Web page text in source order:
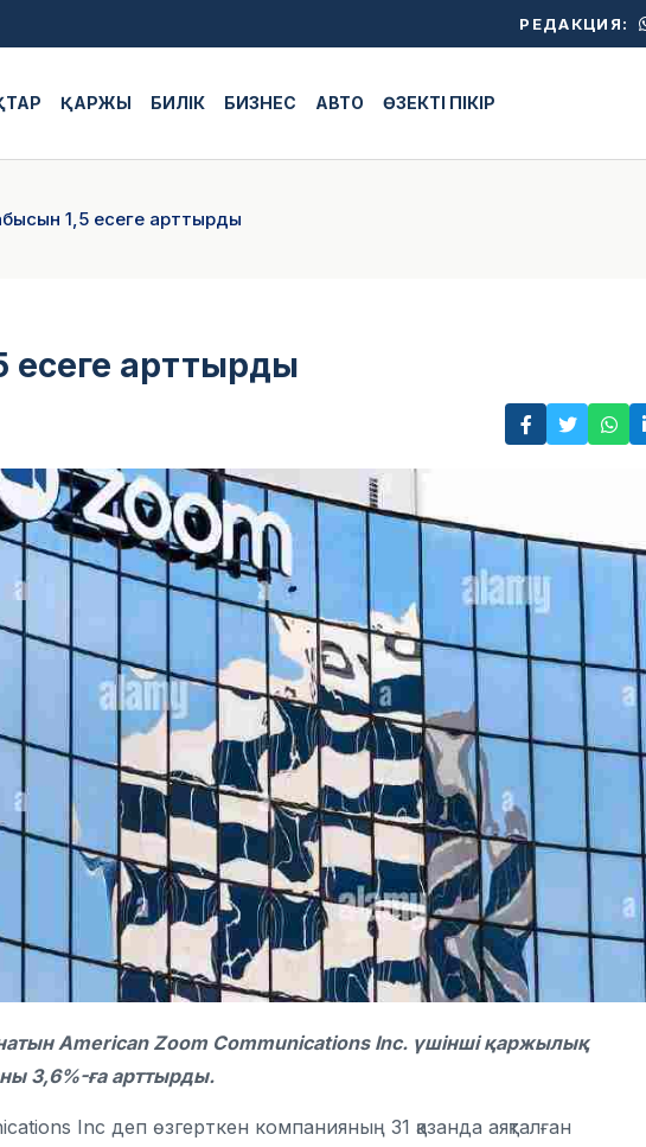
РЕДАКЦИЯ:
ҚАРЖЫ БИЛІК БИЗНЕС АВТО ӨЗЕКТІ ПІКІР
1,5 есеге арттырды
есеге арттырды
American Zoom Communications Inc. үшінші қаржылық
3,6%-ға арттырды.
Inc деп өзгерткен компанияның 31 қазанда аяқталған